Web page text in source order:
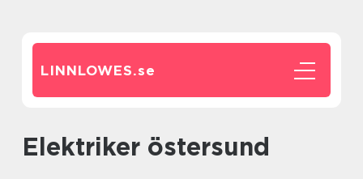
LINNLOWES.se
elektriker östersund